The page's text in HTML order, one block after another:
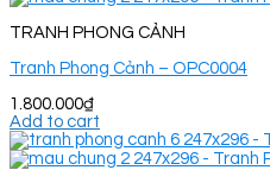
TRANH PHONG CẢNH
Tranh Phong Cảnh – OPC0004
1.800.000₫
Add to cart